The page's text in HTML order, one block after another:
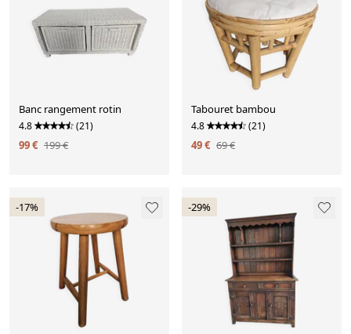
Banc rangement rotin
4.8 (21)
99 € 199 €
Tabouret bambou
4.8 (21)
49 € 69 €
-17% -29%